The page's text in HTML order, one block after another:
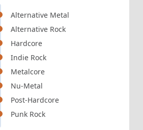
Alternative Metal
Alternative Rock
Hardcore
Indie Rock
Metalcore
Nu-Metal
Post-Hardcore
Punk Rock